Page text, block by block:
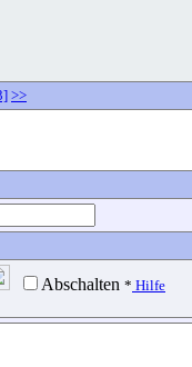
>>
Abschalten * Hilfe